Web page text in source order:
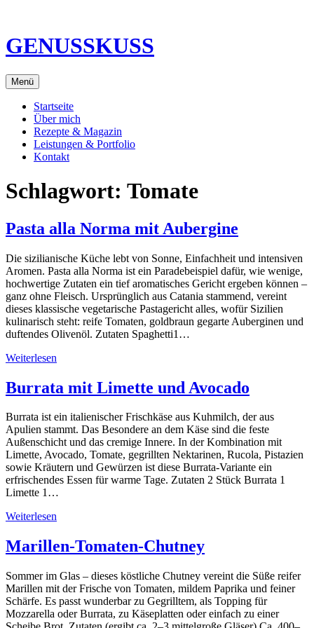
Inhalt
GENUSSKUSS
Menü
Startseite
Über mich
Rezepte & Magazin
Leistungen & Portfolio
Kontakt
Schlagwort: Tomate
Pasta alla Norma mit Aubergine
Die sizilianische Küche lebt von Sonne, Einfachheit und intensiven
Aromen. Pasta alla Norma ist ein Paradebeispiel dafür, wie wenige,
hochwertige Zutaten ein tief aromatisches Gericht ergeben können –
ganz ohne Fleisch. Ursprünglich aus Catania stammend, vereint
dieses klassische vegetarische Pastagericht alles, wofür Sizilien
kulinarisch steht: reife Tomaten, goldbraun gegarte Auberginen und
duftendes Olivenöl. Zutaten Spaghetti1…
Weiterlesen
Burrata mit Limette und Avocado
Burrata ist ein italienischer Frischkäse aus Kuhmilch, der aus
Apulien stammt. Das Besondere an dem Käse sind die feste
Außenschicht und das cremige Innere. In der Kombination mit
Limette, Avocado, Tomate, gegrillten Nektarinen, Rucola, Pistazien
sowie Kräutern und Gewürzen ist diese Burrata-Variante ein
erfrischendes Essen für warme Tage. Zutaten 2 Stück Burrata 1
Limette 1…
Weiterlesen
Marillen-Tomaten-Chutney
Sommer im Glas – dieses köstliche Chutney vereint die Süße reifer
Marillen mit der Frische von Tomaten, mildem Paprika und feiner
Schärfe. Es passt wunderbar zu Gegrilltem, als Topping für
Mozzarella oder Burrata, zu Käseplatten oder einfach zu einer